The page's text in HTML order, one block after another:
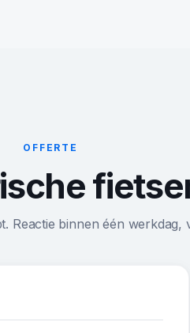
OFFERTE
Reactie binnen één werkdag,